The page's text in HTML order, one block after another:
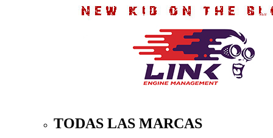
TODAS LAS MARCAS